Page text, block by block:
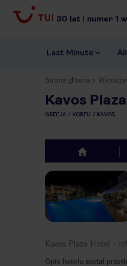
30 lat | numer 1
Last Minute
Strona główna
Kavos
GRECJA KORFU KAVOS
top
Kavos Plaza Hotel -
Opis hotelu został